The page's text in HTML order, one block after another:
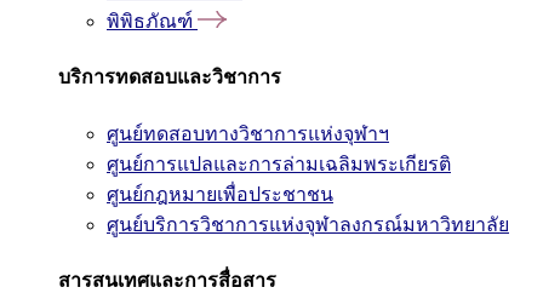
พิพิธภัณฑ์
บริการทดสอบและวิชาการ
ศูนย์ทดสอบทางวิชาการแห่งจุฬาฯ
ศูนย์การแปลและการล่ามเฉลิมพระเกียรติ
ศูนย์กฎหมายเพื่อประชาชน
ศูนย์บริการวิชาการแห่งจุฬาลงกรณ์มหาวิทยาลัย
สารสนเทศและการสื่อสาร